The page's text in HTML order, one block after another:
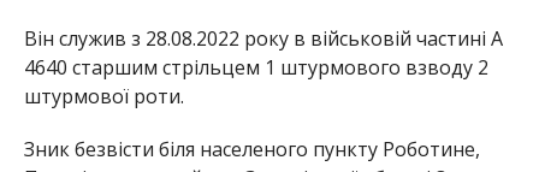
Він служив з 28.08.2022 року в військовій частині А
4640 старшим стрільцем 1 штурмового взводу 2
штурмової роти.
Зник безвісти біля населеного пункту Роботине,